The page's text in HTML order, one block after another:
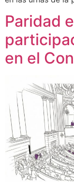
Paridad
en el